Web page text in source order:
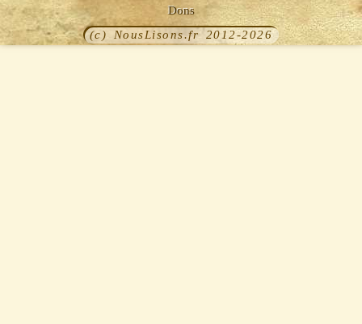
Dons
(c) NousLisons.fr 2012-2026